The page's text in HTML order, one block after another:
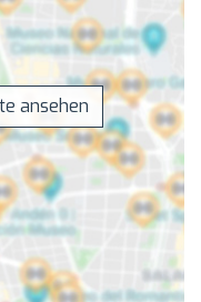
ansehen